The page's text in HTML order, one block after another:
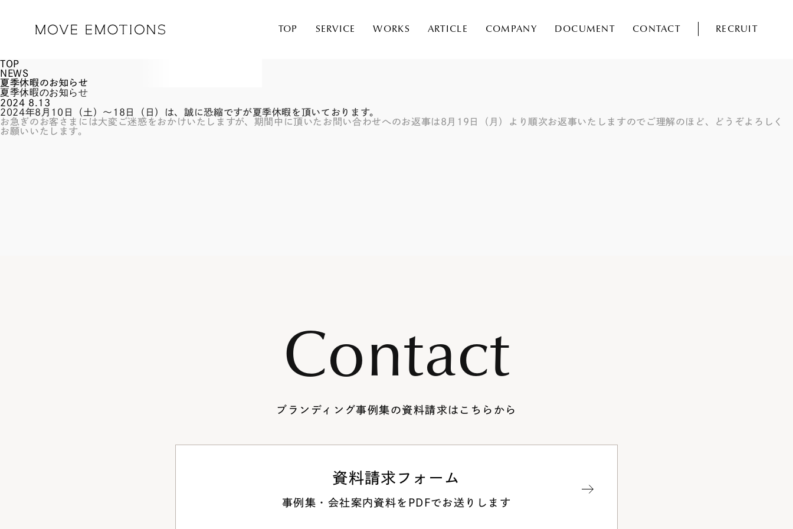
TOP SERVICE WORKS ARTICLE COMPANY DOCUMENT CONTACT RECRUIT
TOP
NEWS
夏季休暇のお知らせ
夏季休暇のお知らせ
2024 8.13
2024年8月10日（土）〜18日（日）は、誠に恐縮ですが夏季休暇を頂いております。
お急ぎのお客さまには大変ご迷惑をおかけいたしますが、期間中に頂いたお問い合わせへのお返事は8月19日（月）より順次お返事いたしますのでご理解のほど、どうぞよろしく
お願いいたします。
Contact
ブランディング事例集の資料請求はこちらから
資料請求フォーム
事例集・会社案内資料を PDFでお送りします